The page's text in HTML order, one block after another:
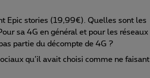
Epic stories (19,99€). Quelles sont les
sa 4G en général et pour les réseaux
partie du décompte de 4G ?
qu’il avait choisi comme ne faisant